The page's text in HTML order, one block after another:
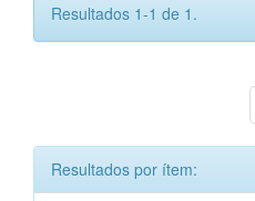
Resultados 1-1 de 1.
Resultados por ítem: